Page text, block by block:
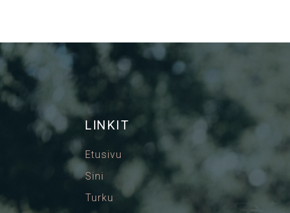
LINKIT
Etusivu
Sini
Turku